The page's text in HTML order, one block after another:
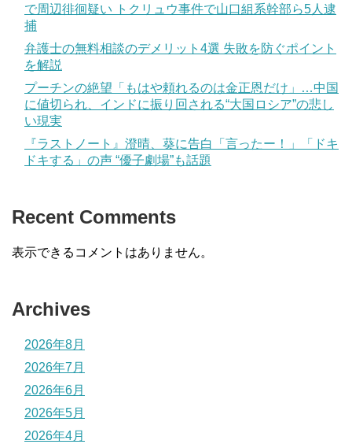
で周辺徘徊疑い トクリュウ事件で山口組系幹部ら5人逮
捕
弁護士の無料相談のデメリット4選 失敗を防ぐポイント
を解説
プーチンの絶望「もはや頼れるのは金正恩だけ」…中国
に値切られ、インドに振り回される“大国ロシア”の悲し
い現実
『ラストノート』澄晴、葵に告白「言ったー！」「ドキ
ドキする」の声 “優子劇場”も話題
Recent Comments
表示できるコメントはありません。
Archives
2026年8月
2026年7月
2026年6月
2026年5月
2026年4月